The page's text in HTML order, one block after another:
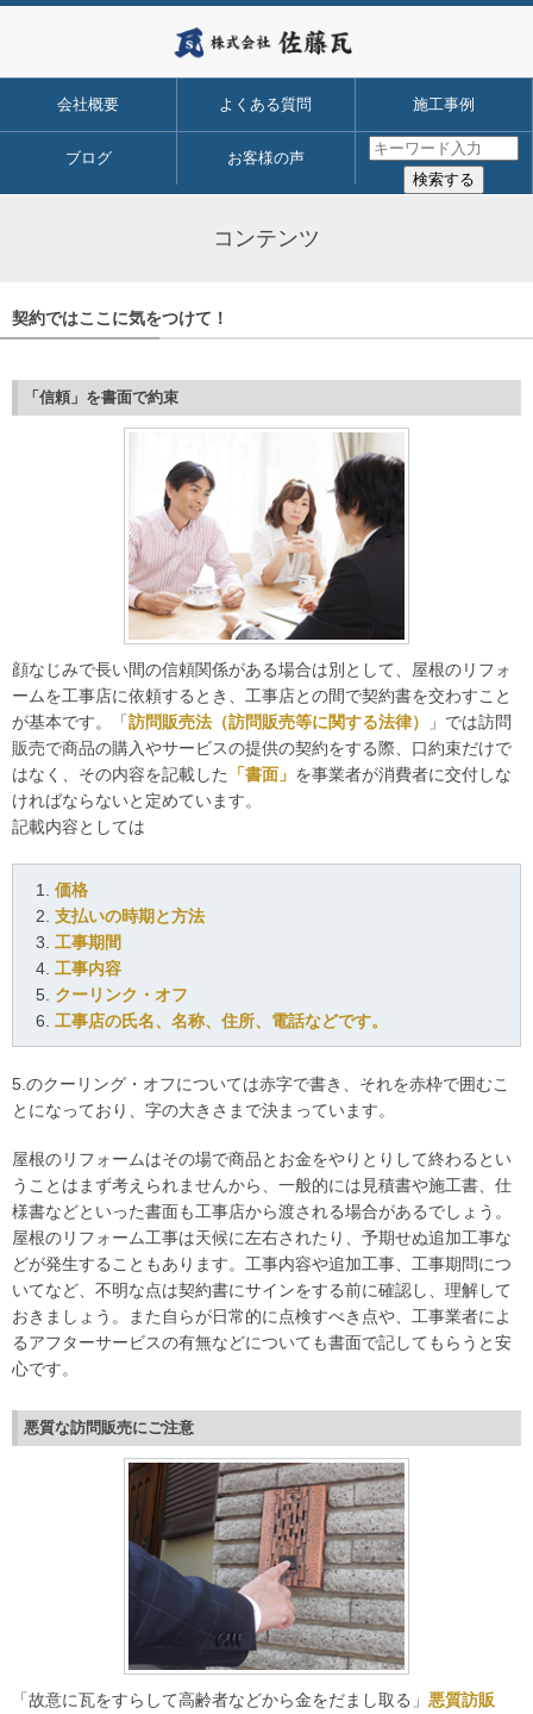
会社概要 よくある質問 施工事例
ブログ お客様の声
コンテンツ
契約ではここに気をつけて！
「信頼」を書面で約束
顔なじみで長い間の信頼関係がある場合は別として、屋根のリフォ
ームを工事店に依頼するとき、工事店との間で契約書を交わすこと
が基本です。「訪問販売法（訪問販売等に関する法律）
」では訪問
販売で商品の購入やサービスの提供の契約をする際、口約束だけで
はなく、その内容を記載した
「書面」 を事業者が消費者に交付しな
ければならないと定めています。
記載内容としては
価格
支払いの時期と方法
工事期間
工事内容
クーリンク・オフ
工事店の氏名、名称、住所、電話などです。
5.のクーリング・オフについては赤字で書き、それを赤枠で囲むこ
とになっており、字の大きさまで決まっています。
屋根のリフォームはその場で商品とお金をやりとりして終わるとい
うことはまず考えられませんから、一般的には見積書や施工書、仕
様書などといった書面も工事店から渡される場合があるでしょう。
屋根のリフォーム工事は天候に左右されたり、予期せぬ追加工事な
どが発生することもあります。工事内容や追加工事、工事期問につ
いてなど、不明な点は契約書にサインをする前に確認し、理解して
おきましょう。また自らが日常的に点検すべき点や、工事業者によ
るアフターサービスの有無などについても書面で記してもらうと安
心です。
悪質な訪問販売にご注意
「故意に瓦をすらして高齢者などから金をだまし取る」 悪質訪販